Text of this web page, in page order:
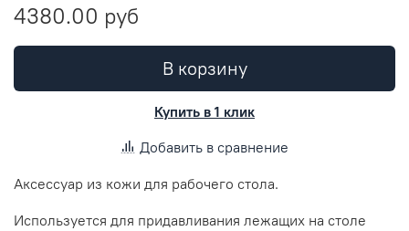
4380.00 руб
В корзину
Купить в 1 клик
Добавить в сравнение
Аксессуар из кожи для рабочего стола.
Используется для придавливания лежащих на столе